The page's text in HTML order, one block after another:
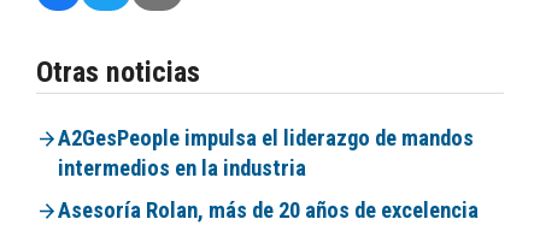
Otras noticias
A2GesPeople impulsa el liderazgo de mandos
intermedios en la industria
Asesoría Rolan, más de 20 años de excelencia